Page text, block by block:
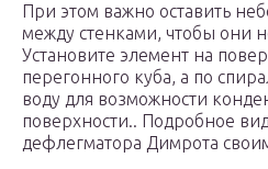
При этом важно оставить
между стенками, чтобы они
Установите элемент на
перегонного куба, а по
воду для возможности
поверхности.. Подробное
дефлегматора Димрота